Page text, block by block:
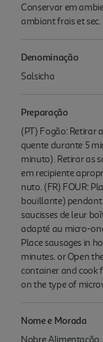
Conservar em
ambiant frais et
Denominação
Salsicha
Preparação
(PT) Fogão: Retirar
quente durante 5
minuto). Retirar as
em recipiente
nuto. (FR) FOUR:
bouillante) pendant
saucisses de leur
adapté au micro-
Place sausages in
minutes. or Open
container and cook
on the type of
Nome e Morada
Nobre